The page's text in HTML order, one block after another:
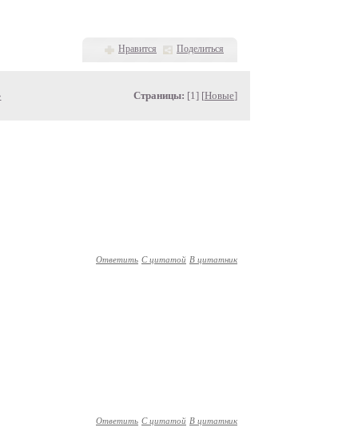
Нравится Поделиться
Страницы: [1] [Новые]
Ответить С цитатой В цитатник
Ответить С цитатой В цитатник